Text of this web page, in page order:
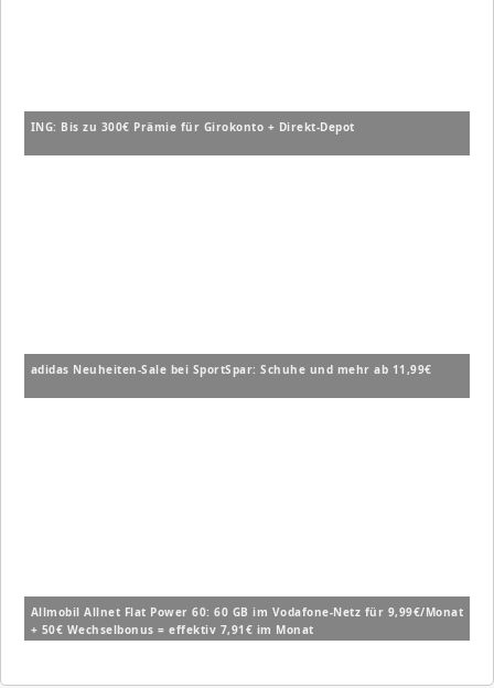
ING: Bis zu 300€ Prämie für Girokonto + Direkt-Depot
adidas Neuheiten-Sale bei SportSpar: Schuhe und mehr ab 11,99€
Allmobil Allnet Flat Power 60: 60 GB im Vodafone-Netz für 9,99€/Monat
+ 50€ Wechselbonus = effektiv 7,91€ im Monat